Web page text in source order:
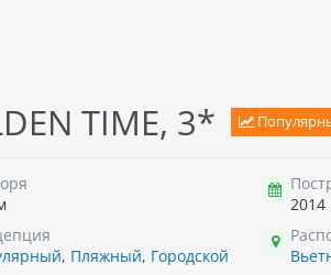
TIME, 3*
2014
, Пляжный, Городской
, Отель состоит из
главного здания
Во всех номерах доступно
спальное место (пл).
номера для маломобильных
1 427 375
→подробнее о туре
На
→